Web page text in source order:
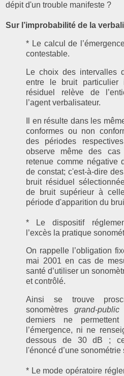
dépit d'un trouble manifeste ?
Sur l’improbabilité de la
* Le calcul de
contestable.
Le choix des intervalles
entre le bruit
résiduel relève de
l’agent verbalisateur.
Il en résulte dans les
conformes ou non
des périodes
observe même des cas
retenue comme négative
de constat; c'est-à-dire
bruit résiduel
de bruit supérieur à
période d'apparition du
* Le dispositif
l’excès la pratique
On rappelle l’obligation
mai 2001 en cas de
santé d’utiliser un
et contrôlé.
Ainsi se trouve
sonomètresgrand-public
derniers ne
l’émergence, ni ne
dessous de 30 dB ;
l'énoncé d’une
* Le mode opératoire